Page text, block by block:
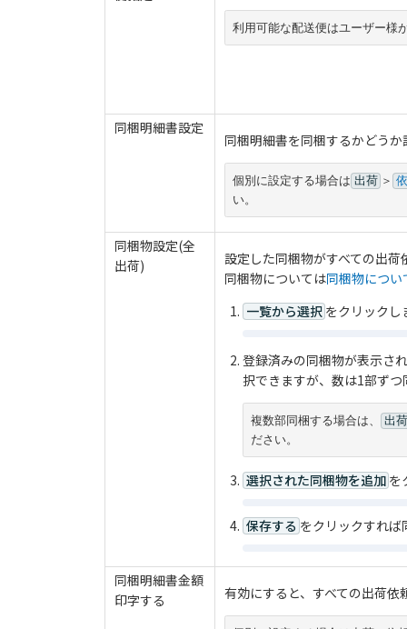
利用可能な配送便はユーザー様
同梱明細書設定
同梱明細書を同梱するかどう
個別に設定する場合は 出荷 ＞
い。
同梱物設定(全
出荷)
設定した同梱物がすべての出
同梱物については同梱物につい
一覧から選択 をクリックし
登録済みの同梱物が表示さ
択できますが、数は1部ずつ
複数部同梱する場合は、
出荷
ださい。
選択された同梱物を追加 を
保存する をクリックすれば
同梱明細書金額
印字する
有効にすると、すべての出荷